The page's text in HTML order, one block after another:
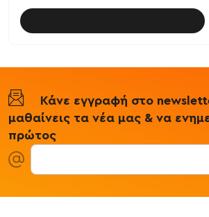
Κάνε εγγραφή στο
μαθαίνεις τα νέα μας & να
πρώτος